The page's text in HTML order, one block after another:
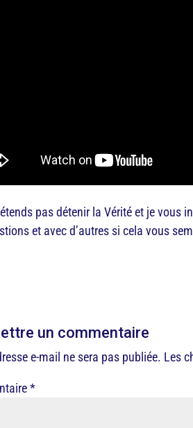
pas détenir la Vérité et je vous
et avec d’autres si cela vous
un commentaire
e-mail ne sera pas publiée. Les
*